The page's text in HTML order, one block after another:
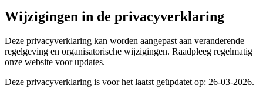
Wijzigingen in de privacyverklaring
Deze privacyverklaring kan worden aangepast aan veranderende
regelgeving en organisatorische wijzigingen. Raadpleeg regelmatig
onze website voor updates.
Deze privacyverklaring is voor het laatst geüpdatet op: 26-03-2026.